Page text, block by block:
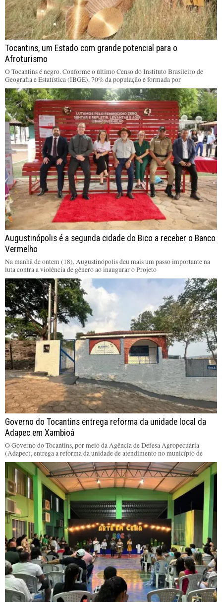
Tocantins, um Estado com grande potencial para o
Afroturismo
O Tocantins é negro. Conforme o último Censo do Instituto Brasileiro de
Geografia e Estatística (IBGE), 70% da população é formada por
Augustinópolis é a segunda cidade do Bico a receber o Banco
Vermelho
Na manhã de ontem (18), Augustinópolis deu mais um passo importante na
luta contra a violência de gênero ao inaugurar o Projeto
Governo do Tocantins entrega reforma da unidade local da
Adapec em Xambioá
O Governo do Tocantins, por meio da Agência de Defesa Agropecuária
(Adapec), entrega a reforma da unidade de atendimento no município de